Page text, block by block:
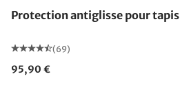
Protection antiglisse pour tapis
(69)
95,90 €